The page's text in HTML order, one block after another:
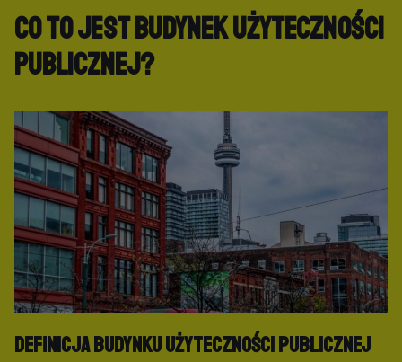
Co to jest budynek użyteczności
publicznej?
Definicja budynku użyteczności publicznej